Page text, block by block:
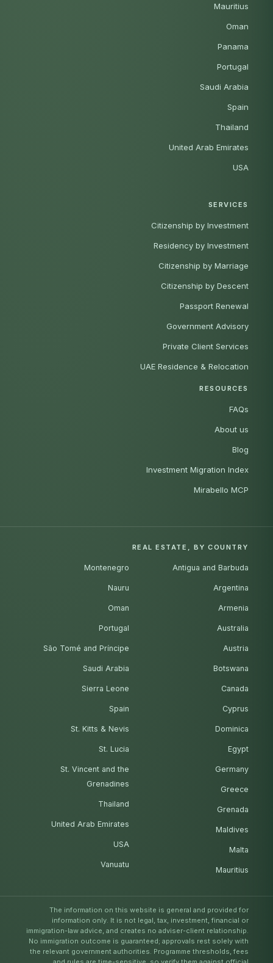
Mauritius
Oman
Panama
Portugal
Saudi Arabia
Spain
Thailand
United Arab Emirates
USA
SERVICES
Citizenship by Investment
Residency by Investment
Citizenship by Marriage
Citizenship by Descent
Passport Renewal
Government Advisory
Private Client Services
UAE Residence & Relocation
RESOURCES
FAQs
About us
Blog
Investment Migration Index
Mirabello MCP
REAL ESTATE, BY COUNTRY
Antigua and Barbuda
Argentina
Armenia
Australia
Austria
Botswana
Canada
Cyprus
Dominica
Egypt
Germany
Greece
Grenada
Maldives
Malta
Mauritius
Montenegro
Nauru
Oman
Portugal
São Tomé and Príncipe
Saudi Arabia
Sierra Leone
Spain
St. Kitts & Nevis
St. Lucia
St. Vincent and the
Grenadines
Thailand
United Arab Emirates
USA
Vanuatu
The information on this website is general and provided for
information only. It is not legal, tax, investment, financial or
immigration-law advice, and creates no adviser-client relationship.
No immigration outcome is guaranteed; approvals rest solely with
the relevant government authorities. Programme thresholds, fees